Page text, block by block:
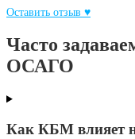
Оставить отзыв ♥
Часто
ОСАГО
Как КБМ влияет